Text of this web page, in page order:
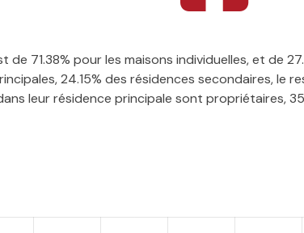
71.38% pour les maisons individuelles, et de
24.15% des résidences secondaires, le
leur résidence principale sont propriétaires,